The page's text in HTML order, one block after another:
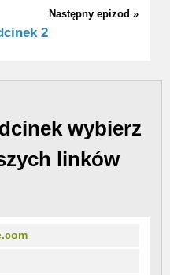
Następny epizod »
2
wybierz
linków